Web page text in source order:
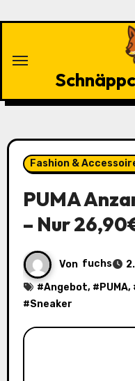
Fashion &
PUMA
– Nur
Von fuchs
#Angebot, # PUMA,
#Sneaker